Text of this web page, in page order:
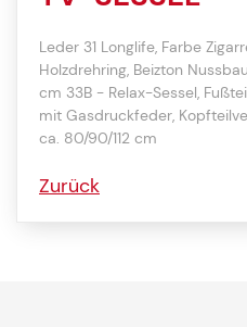
Leder 31 Longlife, Farbe
Holzdrehring, Beizton
cm 33B - Relax-Sessel,
mit Gasdruckfeder,
ca. 80/90/112 cm
Zurück